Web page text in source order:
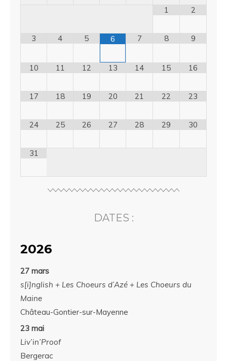
1
2
3 4 5 6 7 8 9
10 11 12 13 14 15 16
17 18 19 20 21 22 23
24 25 26 27 28 29 30
31
DATES :
2026
27 mars
s[i]nglish + Les Choeurs d’Azé + Les Choeurs du
Maine
Château-Gontier-sur-Mayenne
23 mai
Liv’in’Proof
Bergerac